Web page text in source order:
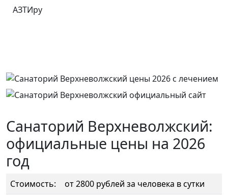
АЗТИру
Санаторий Верхневолжский:
официальные цены на 2026
год
Стоимость:
от 2800 рублей за человека в сутки